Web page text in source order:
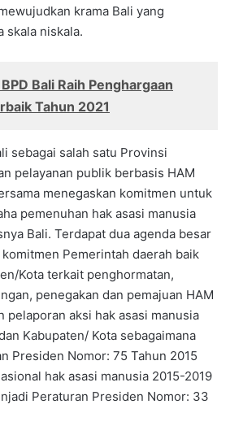
krama Bali yang
skala niskala.
Bali Raih Penghargaan
Tahun 2021
sebagai salah satu Provinsi
pelayanan publik berbasis HAM
menegaskan komitmen untuk
pemenuhan hak asasi manusia
Bali. Terdapat dua agenda besar
Pemerintah daerah baik
Kota terkait penghormatan,
penegakan dan pemajuan HAM
pelaporan aksi hak asasi manusia
Kabupaten/ Kota sebagaimana
Presiden Nomor: 75 Tahun 2015
hak asasi manusia 2015-2019
Peraturan Presiden Nomor: 33